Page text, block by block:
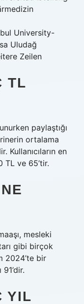
University-
Uludağ
Zeilen
TL
paylaştığı
ortalama
Kullanıcıların en
TL ve 65’tir.
mesleki
gibi birçok
2024’te bir
YIL